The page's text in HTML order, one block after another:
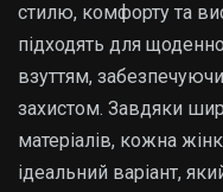
стилю, комфорту та
підходять для
взуттям,
захистом. Завдяки
матеріалів, кожна
ідеальний варіант,